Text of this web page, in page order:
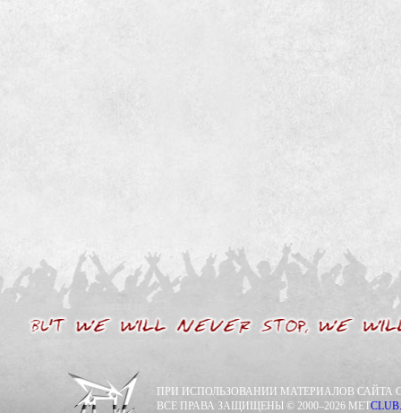
ПРИ ИСПОЛЬЗОВАНИИ МАТЕРИАЛОВ САЙТА
ВСЕ ПРАВА ЗАЩИЩЕНЫ © 2000–2026 METCLUB.